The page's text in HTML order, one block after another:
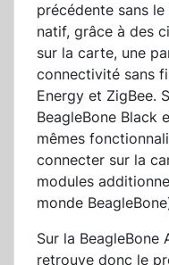
précédente sans
natif, grâce à des
sur la carte, une
connectivité sans
Energy et ZigBee.
BeagleBone Black
mêmes
connecter sur la
modules
monde
Sur la BeagleBone
retrouve donc le